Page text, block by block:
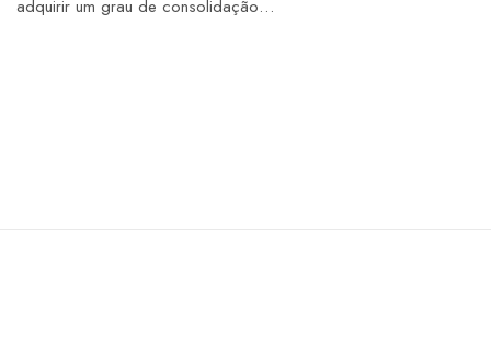
adquirir um grau de consolidação…